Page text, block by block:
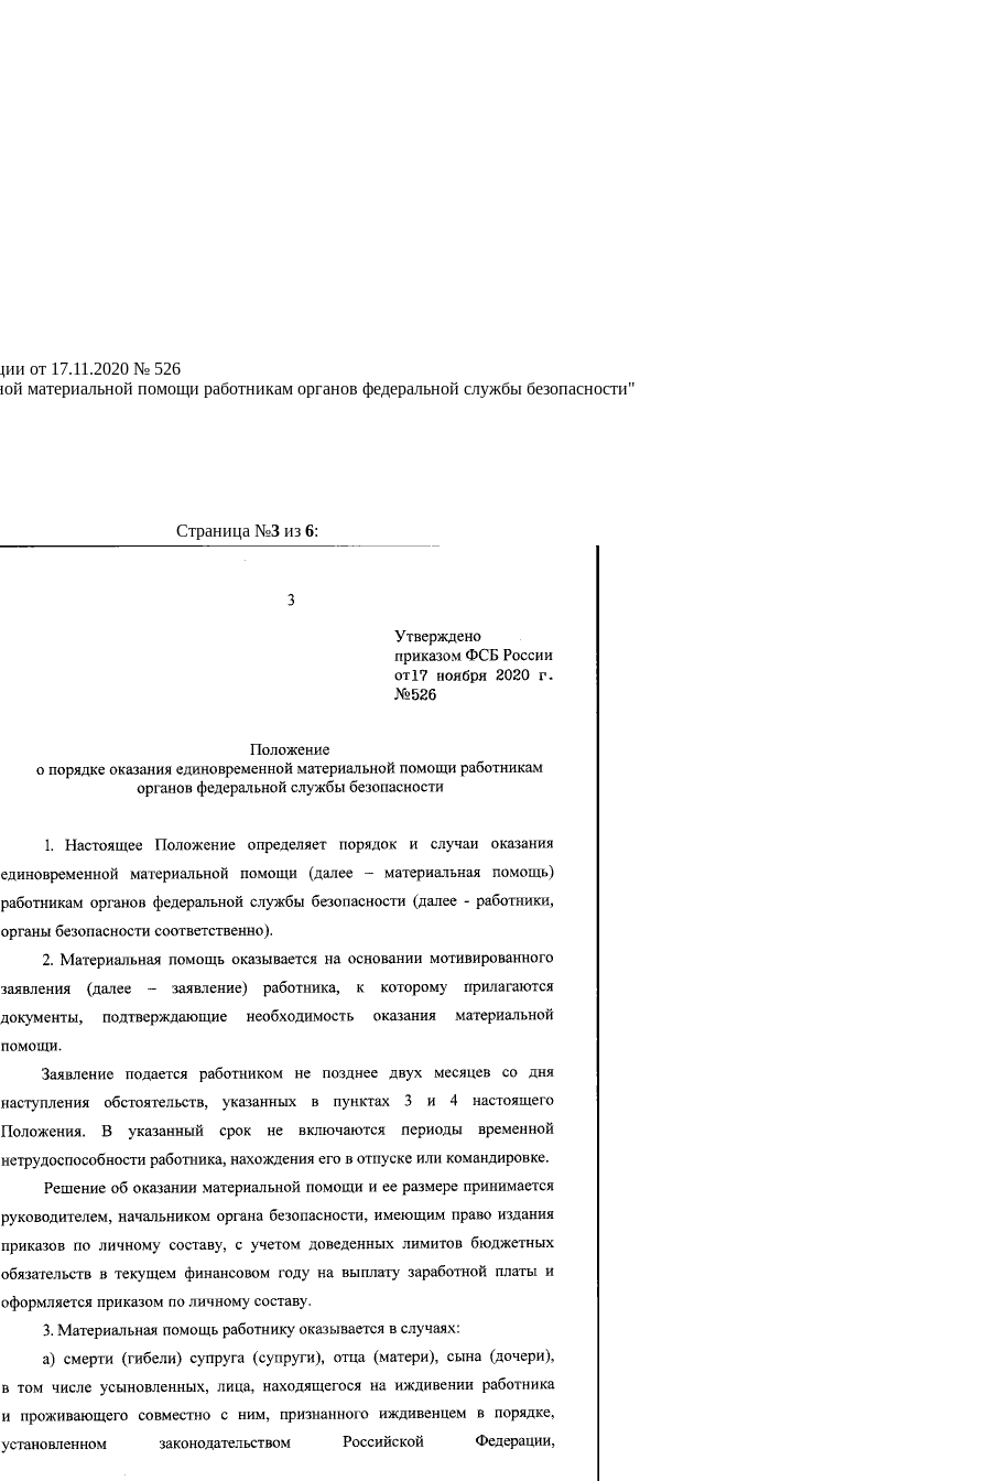
от 17.11.2020 № 526
материальной помощи работникам органов федеральной службы безопасности"
Страница №3из 6: